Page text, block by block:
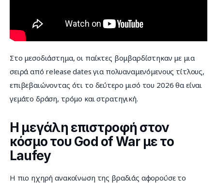
Στο μεσοδιάστημα, οι παίκτες βομβαρδίστηκαν με μια
σειρά από release dates για πολυαναμενόμενους τίτλους,
επιβεβαιώνοντας ότι το δεύτερο μισό του 2026 θα είναι
γεμάτο δράση, τρόμο και στρατηγική.
Η μεγάλη επιστροφή στον
κόσμο του God of War με το
Laufey
Η πιο ηχηρή ανακοίνωση της βραδιάς αφορούσε το